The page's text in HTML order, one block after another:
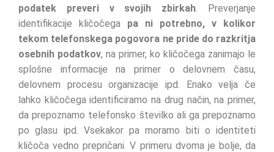
podatek preveri v svojih zbirkah . Preverjanje
identifikacije kličočega pa ni potrebno, v kolikor
tekom telefonskega pogovora ne pride do razkritja
osebnih podatkov, na primer, ko kličočega zanimajo le
splošne informacije na primer o delovnem času,
delovnem procesu organizacije ipd. Enako velja če
lahko kličočega identificiramo na drug način, na primer,
da prepoznamo telefonsko številko ali ga prepoznamo
po glasu ipd. Vsekakor pa moramo biti o identiteti
kličoča vedno prepričani. V primeru dvoma je bolje, da